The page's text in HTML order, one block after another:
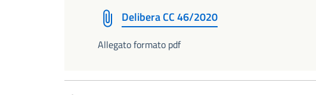
Delibera CC 46/2020
Allegato formato pdf